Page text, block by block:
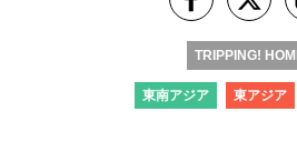
TRIPPING!
東南アジア 東アジア